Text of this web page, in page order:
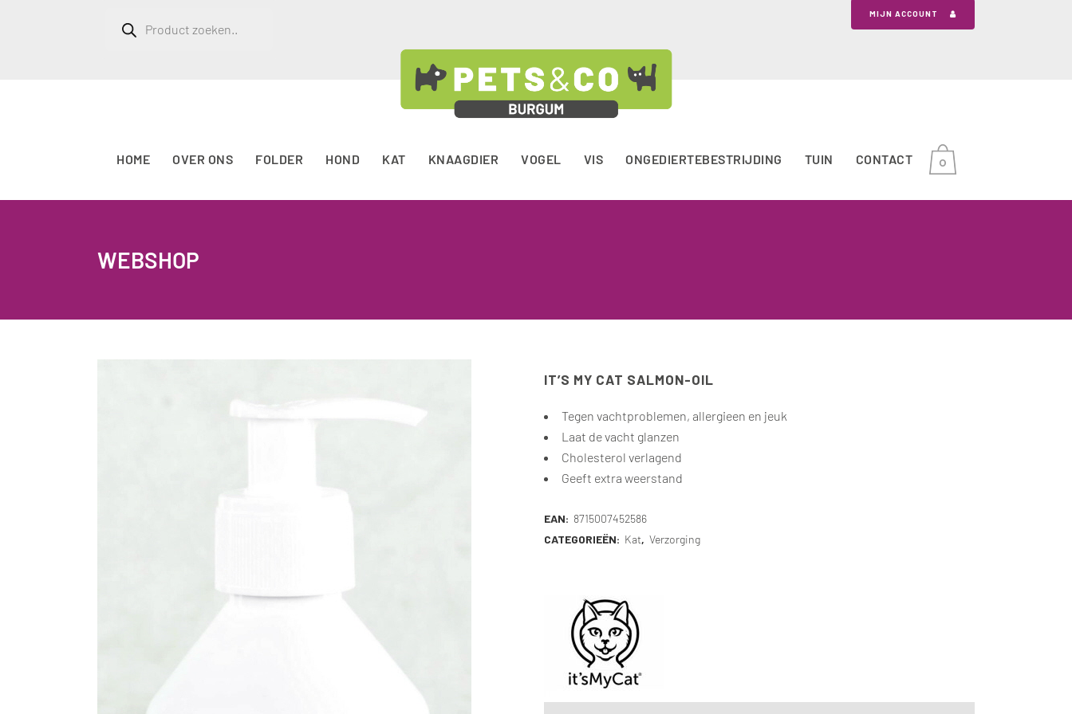
zoeken
MIJN ACCOUNT
HOME OVER ONS FOLDER HOND KAT KNAAGDIER VOGEL VIS ONGEDIERTEBESTRIJDING TUIN CONTACT 0
WEBSHOP
IT’S MY CAT SALMON-OIL
Tegen vachtproblemen, allergieen en jeuk
Laat de vacht glanzen
Cholesterol verlagend
Geeft extra weerstand
EAN: 8715007452586
CATEGORIEËN: Kat, Verzorging